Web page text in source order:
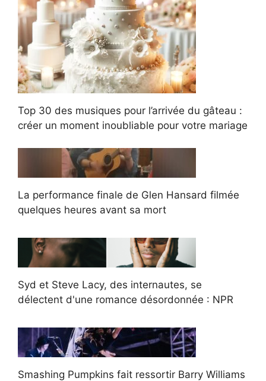
Top 30 des musiques pour l’arrivée du gâteau :
créer un moment inoubliable pour votre mariage
La performance finale de Glen Hansard filmée
quelques heures avant sa mort
Syd et Steve Lacy, des internautes, se
délectent d'une romance désordonnée : NPR
Smashing Pumpkins fait ressortir Barry Williams